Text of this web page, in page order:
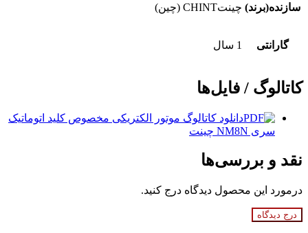
سازنده(برند) چینتCHINT (چین)
گارانتی 1 سال
کاتالوگ / فایل‌ها
دانلود کاتالوگ موتور الکتریکی مخصوص کلید اتوماتیک
سری NM8N چینت
نقد و بررسی‌ها
درمورد این محصول دیدگاه درج کنید.
درج دیدگاه